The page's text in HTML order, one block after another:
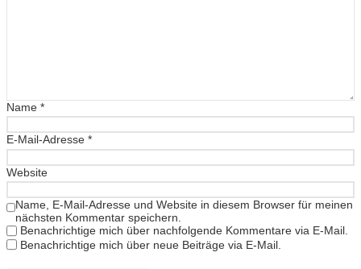
Name *
E-Mail-Adresse *
Website
Name, E-Mail-Adresse und Website in diesem Browser für meinen
nächsten Kommentar speichern.
Benachrichtige mich über nachfolgende Kommentare via E-Mail.
Benachrichtige mich über neue Beiträge via E-Mail.